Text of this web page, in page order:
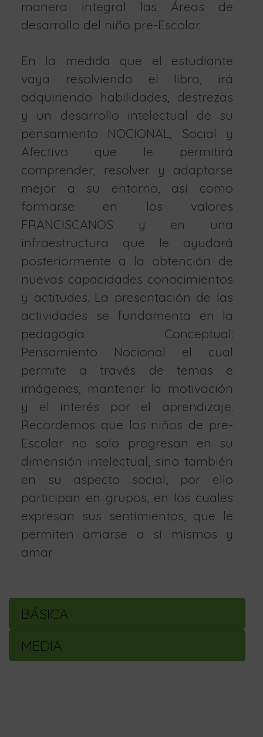
manera integral las Áreas de
desarrollo del niño pre-Escolar.
En la medida que el estudiante
vaya resolviendo el libro, irá
adquiriendo habilidades, destrezas
y un desarrollo intelectual de su
pensamiento NOCIONAL, Social y
Afectivo que le permitirá
comprender, resolver y adaptarse
mejor a su entorno, así como
formarse en los valores
FRANCISCANOS y en una
infraestructura que le ayudará
posteriormente a la obtención de
nuevas capacidades conocimientos
y actitudes. La presentación de las
actividades se fundamenta en la
pedagogía Conceptual:
Pensamiento Nocional el cual
permite a través de temas e
imágenes, mantener la motivación
y el interés por el aprendizaje.
Recordemos que los niños de pre-
Escolar no solo progresan en su
dimensión intelectual, sino también
en su aspecto social; por ello
participan en grupos, en los cuales
expresan sus sentimientos, que le
permiten amarse a sí mismos y
amar
BÁSICA
MEDIA